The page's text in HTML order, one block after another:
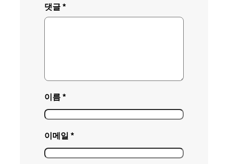
댓글*
이름*
이메일 *